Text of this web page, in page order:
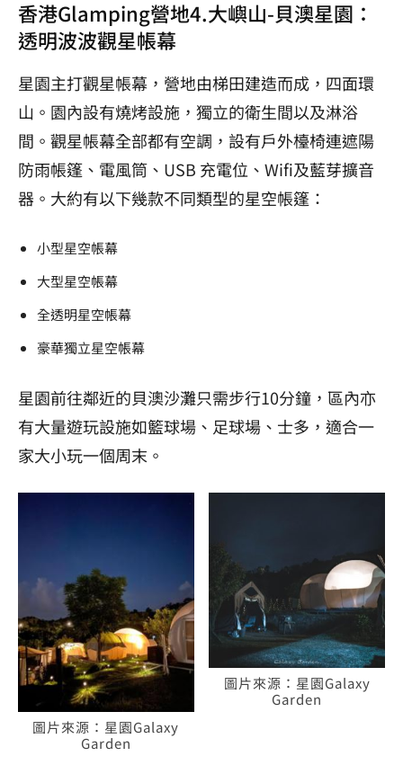
香港Glamping營地4.大嶼山-貝澳星園：
透明波波觀星帳幕
星園主打觀星帳幕，營地由梯田建造而成，四面環
山。園內設有燒烤設施，獨立的衛生間以及淋浴
間。觀星帳幕全部都有空調，設有戶外檯椅連遮陽
防雨帳篷、電風筒、USB 充電位、Wifi及藍芽擴音
器。大約有以下幾款不同類型的星空帳篷：
小型星空帳幕
大型星空帳幕
全透明星空帳幕
豪華獨立星空帳幕
星園前往鄰近的貝澳沙灘只需步行10分鐘，區內亦
有大量遊玩設施如籃球場、足球場、士多，適合一
家大小玩一個周末。
圖片來源：星園Galaxy
Garden
圖片來源：星園Galaxy
Garden